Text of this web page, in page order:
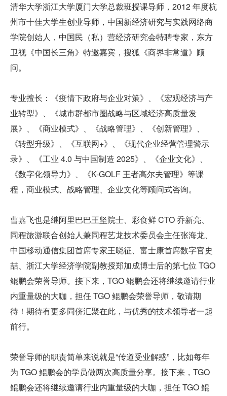
清华大学浙江大学厦门大学总裁班授课导师，2012 年度杭
州市十佳大学生创业导师，中国新经济研究与实践网络商
学院创始人，中国民（私）营经济研究会特聘专家，东方
卫视《中国长三角》特邀嘉宾，搜狐《商界非常道》顾
问。
专业擅长：《疫情下政府与企业对策》、《宏观经济与产
业转型》、《城市群都市圈战略与区域经济高质量发
展》、《商业模式》、《战略管理》、《创新管理》、
《转型升级》、《互联网+》、《现代企业经营管理警示
录》、《工业 4.0 与中国制造 2025》、《企业文化》、
《数字化领导力》、《K-GOLF 王者高尔夫管理》等课
程，商业模式、战略管理、企业文化等顾问式咨询。
曹嘉飞也是继阿里巴巴王坚院士、彩食鲜 CTO 乔新亮、
同程旅游联合创始人兼同程艺龙技术委员会主任张海龙、
中国移动通信集团首席专家王晓征、富士康首席数字官史
喆、浙江大学经济学院副教授郑加成博士后的第七位 TGO
鲲鹏会荣誉导师。接下来，TGO 鲲鹏会还将继续邀请行业
内重量级的大咖，担任 TGO 鲲鹏会荣誉导师，敬请期
待！期待有更多同侪汇聚在此，与优秀的技术领导者一起
前行。
荣誉导师的职责简单来说就是“传道受业解惑”，比如每年
为 TGO 鲲鹏会的学员做两次高质量分享。接下来，TGO
鲲鹏会还将继续邀请行业内重量级的大咖，担任 TGO 鲲